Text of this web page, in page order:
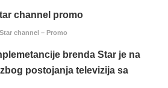
Star channel – Promo
brenda Star je na
postojanja televizija sa